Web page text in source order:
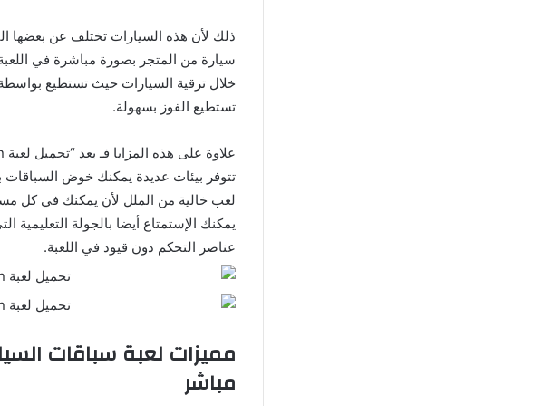
ذلك لأن هذه السيارات تختلف عن بعضها
سيارة من المتجر بصورة مباشرة في
خلال ترقية السيارات حيث تستطيع
تستطيع الفوز بسهولة.
تتوفر بيئات عديدة يمكنك خوض السباقات
لعب خالية من الملل لأن يمكنك في كل
يمكنك الإستمتاع أيضا بالجولة
عناصر التحكم دون قيود في اللعبة.
مباشر